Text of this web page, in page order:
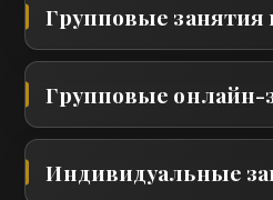
Групповые занятия
Групповые онлайн-
Индивидуальные